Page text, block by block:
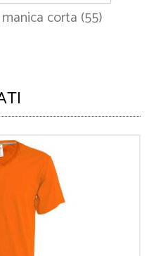
corta (55)